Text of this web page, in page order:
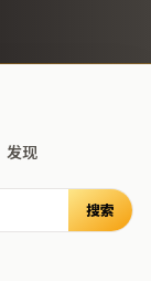
发现
搜索